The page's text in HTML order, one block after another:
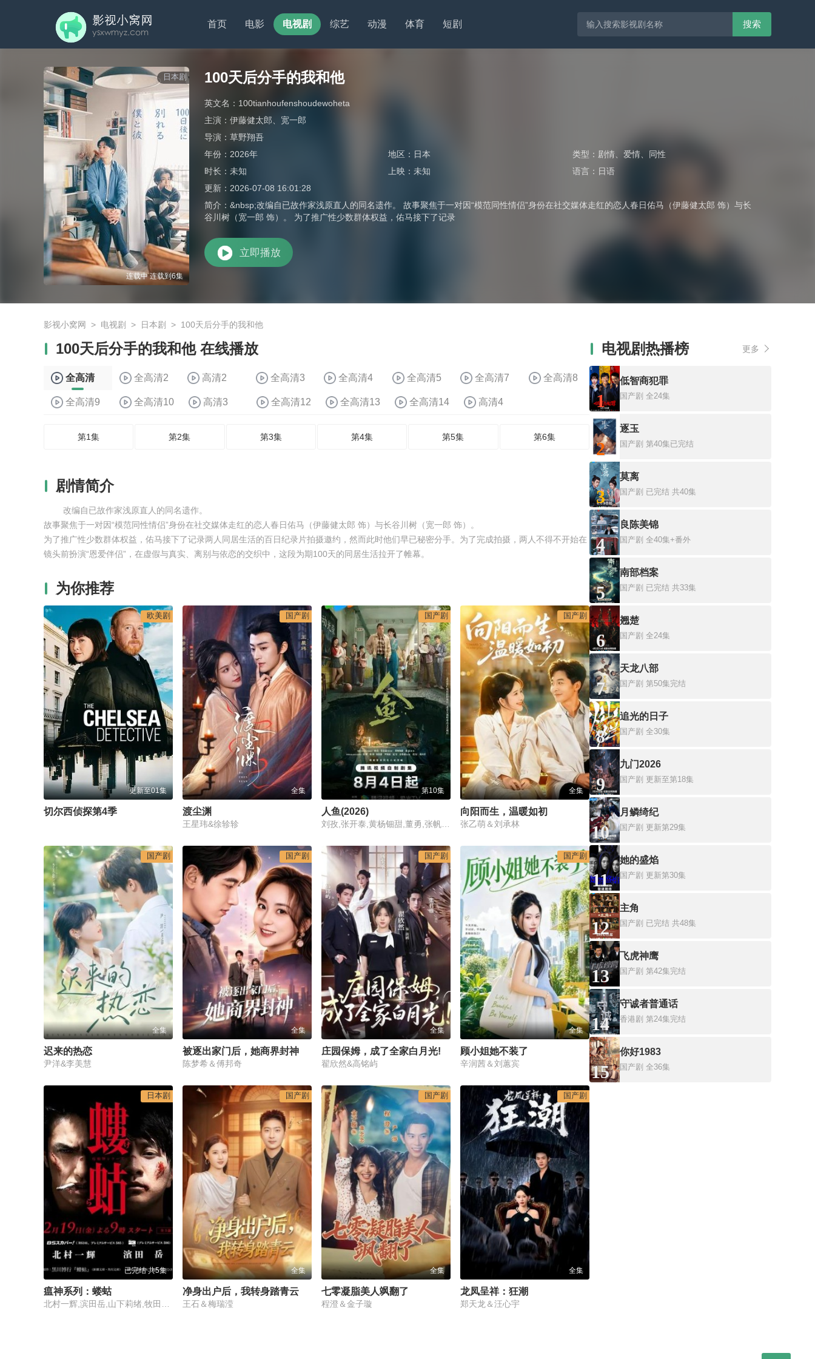
首页 电影 电视剧 综艺 动漫 体育 短剧 搜索
日本剧
连载中 连载到6集
100天后分手的我和他
英文名： 100tianhoufenshoudewoheta
主演： 伊藤健太郎
宽一郎
导演： 草野翔吾
年份： 2026年 地区： 日本 类型： 剧情、 爱情、
同性
时长： 未知 上映：未知 语言： 日语
更新： 2026-07-08 16:01:28
简介： &nbsp;改编自已故作家浅原直人的同名遗作。 故事聚焦于一对因“模范同性情侣”身份在社交媒体走红的恋人春日佑马（伊藤健太郎 饰）与长
谷川树（宽一郎 饰）。 为了推广性少数群体权益，佑马接下了记录
立即播放
影视小窝网 > 电视剧 > 日本剧 > 100天后分手的我和他
100天后分手的我和他 在线播放
全高清 全高清2 高清2 全高清3 全高清4 全高清5 全高清7 全高清8
全高清9 全高清10 高清3 全高清12 全高清13 全高清14 高清4
第1集 第2集 第3集 第4集 第5集 第6集
剧情简介
改编自已故作家浅原直人的同名遗作。
故事聚焦于一对因“模范同性情侣”身份在社交媒体走红的恋人春日佑马（伊藤健太郎 饰）与长谷川树（宽一郎 饰）。
为了推广性少数群体权益，佑马接下了记录两人同居生活的百日纪录片拍摄邀约，然而此时他们早已秘密分手。为了完成拍摄，两人不得不开始在
镜头前扮演“恩爱伴侣”，在虚假与真实、离别与依恋的交织中，这段为期100天的同居生活拉开了帷幕。
为你推荐
欧美剧
更新至01集
切尔西侦探第4季
国产剧
全集
渡尘渊
王星玮&徐轸轸
国产剧
第10集
人鱼(2026)
国产剧
全集
向阳而生，温暖如初
张乙萌＆刘承林
国产剧
全集
迟来的热恋
尹洋&李美慧
国产剧
全集
被逐出家门后，她商界封神
陈梦希＆傅邦奇
国产剧
全集
庄园保姆，成了全家白月光!
翟欣然&高铭屿
国产剧
全集
顾小姐她不装了
辛润茜＆刘蕙宾
日本剧
已完结 共5集
瘟神系列：蝼蛄
国产剧
全集
净身出户后，我转身踏青云
王石＆梅瑞滢
国产剧
全集
七零凝脂美人飒翻了
程澄＆金子璇
国产剧
全集
龙凤呈祥：狂潮
郑天龙＆汪心宇
电视剧热播榜 更多
1
低智商犯罪
国产剧 全24集
2
逐玉
国产剧 第40集已完结
3
莫离
国产剧 已完结 共40集
4
良陈美锦
国产剧 全40集+番外
5
南部档案
国产剧 已完结 共33集
6
翘楚
国产剧 全24集
7
天龙八部
国产剧 第50集完结
8
追光的日子
国产剧 全30集
9
九门2026
国产剧 更新至第18集
10
月鳞绮纪
国产剧 更新第29集
11
她的盛焰
国产剧 更新第30集
12
主角
国产剧 已完结 共48集
13
飞虎神鹰
国产剧 第42集完结
14
守诚者普通话
香港剧 第24集完结
15
你好1983
国产剧 全36集